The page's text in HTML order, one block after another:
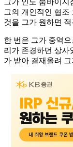
그가 인도 뭄바이지
그의 개인적인 협조
것을 그가 원하면
한 번은 그가 중역
리가 존경하던 상사
가 받아 결재올려